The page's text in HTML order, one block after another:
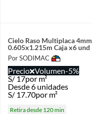
Cielo Raso Multiplaca 4mm
0.605x1.215m Caja x6 und
Por SODIMAC
Precio Volumen-5%
S/17por m²
Desde 6 unidades
S/ 17.70por m²
Retira desde 120 min